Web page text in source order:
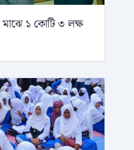
মাঝে ১ কোটি ৩ লক্ষ